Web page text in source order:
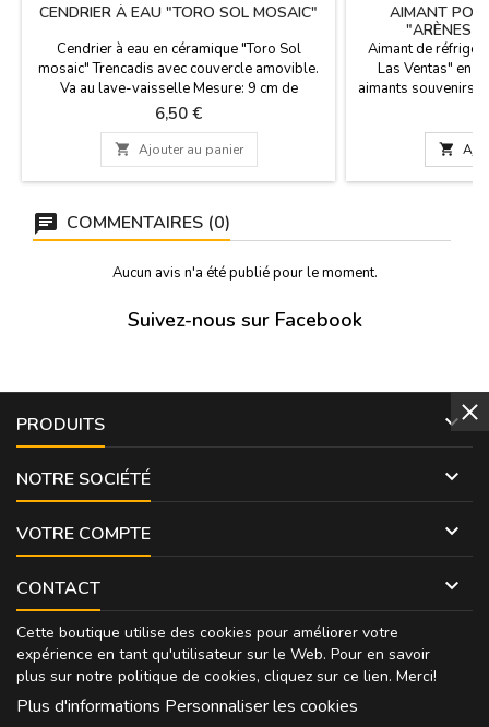
CENDRIER À EAU "TORO SOL MOSAIC"
Cendrier à eau en céramique "Toro Sol
mosaic" Trencadis avec couvercle amovible.
Va au lave-vaisselle Mesure: 9 cm de
diamètre x 6,5 cm de hauteur
Prix
6,50 €
 Ajouter au panier
AIMANT
"ARÈNES
Aimant de
Las Ventas" en
aimants souvenirs
souvenirs
x 8 cm. Modèle 2 :
cm. Modèle 4 : 10

COMMENTAIRES (0)
Aucun avis n'a été publié pour le moment.
Suivez-nous sur Facebook
PRODUITS 
NOTRE SOCIÉTÉ 
VOTRE COMPTE 
CONTACT 
Cette boutique utilise des cookies pour améliorer votre
expérience en tant qu'utilisateur sur le Web. Pour en savoir
plus sur notre politique de cookies, cliquez sur ce lien. Merci!
Plus d'informations Personnaliser les cookies